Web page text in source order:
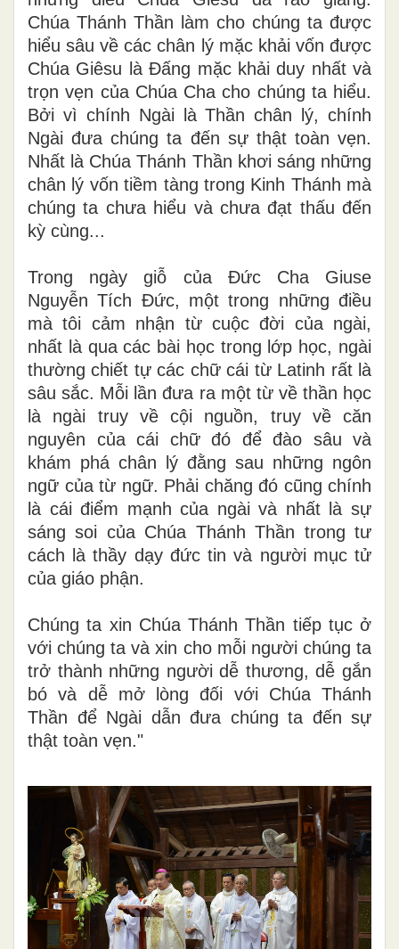
Chúa Thánh Thần làm cho chúng ta được
hiểu sâu về các chân lý mặc khải vốn được
Chúa Giêsu là Đấng mặc khải duy nhất và
trọn vẹn của Chúa Cha cho chúng ta hiểu.
Bởi vì chính Ngài là Thần chân lý, chính
Ngài đưa chúng ta đến sự thật toàn vẹn.
Nhất là Chúa Thánh Thần khơi sáng những
chân lý vốn tiềm tàng trong Kinh Thánh mà
chúng ta chưa hiểu và chưa đạt thấu đến
kỳ cùng...
Trong ngày giỗ của Đức Cha Giuse
Nguyễn Tích Đức, một trong những điều
mà tôi cảm nhận từ cuộc đời của ngài,
nhất là qua các bài học trong lớp học, ngài
thường chiết tự các chữ cái từ Latinh rất là
sâu sắc. Mỗi lần đưa ra một từ về thần học
là ngài truy về cội nguồn, truy về căn
nguyên của cái chữ đó để đào sâu và
khám phá chân lý đằng sau những ngôn
ngữ của từ ngữ. Phải chăng đó cũng chính
là cái điểm mạnh của ngài và nhất là sự
sáng soi của Chúa Thánh Thần trong tư
cách là thầy dạy đức tin và người mục tử
của giáo phận.
Chúng ta xin Chúa Thánh Thần tiếp tục ở
với chúng ta và xin cho mỗi người chúng ta
trở thành những người dễ thương, dễ gắn
bó và dễ mở lòng đối với Chúa Thánh
Thần để Ngài dẫn đưa chúng ta đến sự
thật toàn vẹn."